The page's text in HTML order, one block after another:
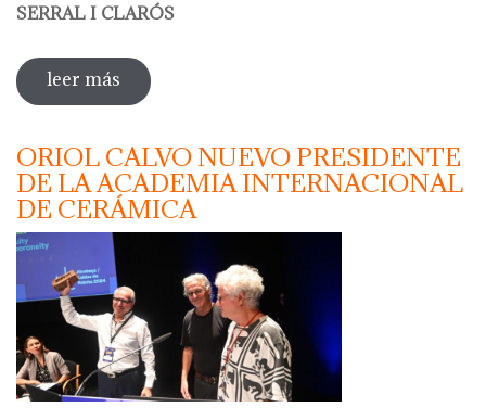
SERRAL I CLARÓS
leer más sobre taller de papel reciclado a cargo de
olga serral
ORIOL CALVO NUEVO PRESIDENTE
DE LA ACADEMIA INTERNACIONAL
DE CERÁMICA